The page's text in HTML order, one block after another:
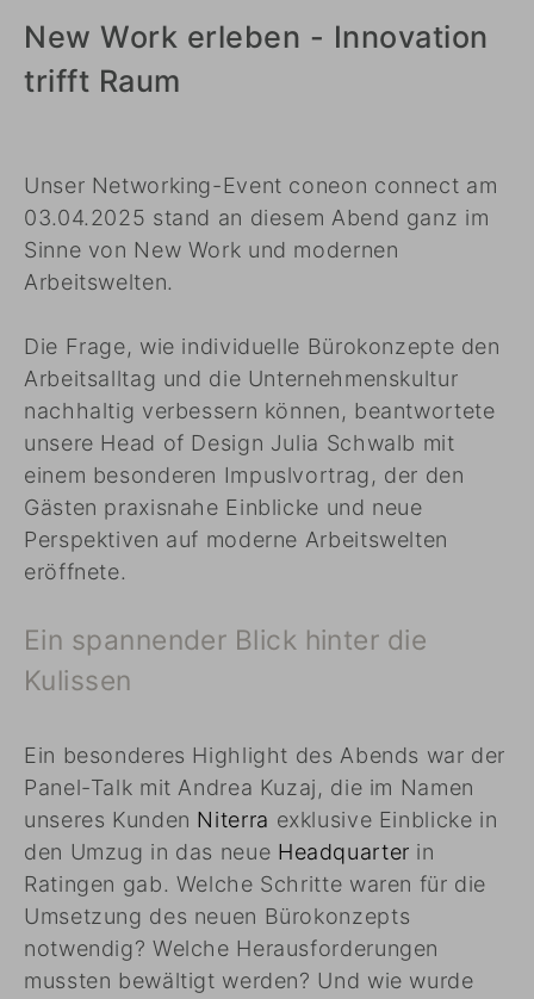
New Work erleben - Innovation
trifft Raum
Unser Networking-Event coneon connect am
03.04.2025 stand an diesem Abend ganz im
Sinne von New Work und modernen
Arbeitswelten.
Die Frage, wie individuelle Bürokonzepte den
Arbeitsalltag und die Unternehmenskultur
nachhaltig verbessern können, beantwortete
unsere Head of Design Julia Schwalb mit
einem besonderen Impuslvortrag, der den
Gästen praxisnahe Einblicke und neue
Perspektiven auf moderne Arbeitswelten
eröffnete.
Ein spannender Blick hinter die
Kulissen
Ein besonderes Highlight des Abends war der
Panel-Talk mit Andrea Kuzaj, die im Namen
unseres Kunden Niterra exklusive Einblicke in
den Umzug in das neue Headquarter in
Ratingen gab. Welche Schritte waren für die
Umsetzung des neuen Bürokonzepts
notwendig? Welche Herausforderungen
mussten bewältigt werden? Und wie wurde